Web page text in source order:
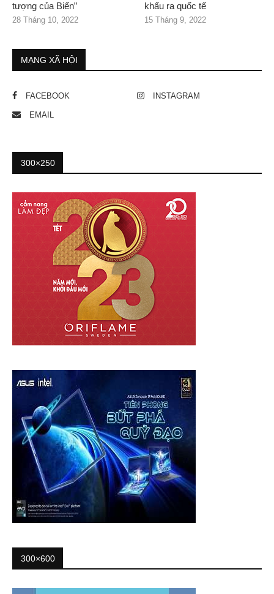
tượng của Biển”
28 Tháng 10, 2022
khẩu ra quốc tế
15 Tháng 9, 2022
MẠNG XÃ HỘI
FACEBOOK INSTAGRAM
EMAIL
300×250
300×600